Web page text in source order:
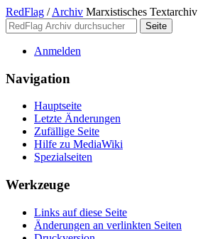
RedFlag / Archiv Marxistisches Textarchiv
Anmelden
Navigation
Hauptseite
Letzte Änderungen
Zufällige Seite
Hilfe zu MediaWiki
Spezialseiten
Werkzeuge
Links auf diese Seite
Änderungen an verlinkten Seiten